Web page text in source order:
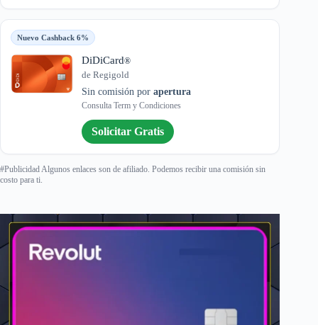
Nuevo Cashback 6%
DiDiCard®
de Regigold
Sin comisión por apertura
Consulta Term y Condiciones
Solicitar Gratis
#Publicidad Algunos enlaces son de afiliado. Podemos recibir una comisión sin
costo para ti.